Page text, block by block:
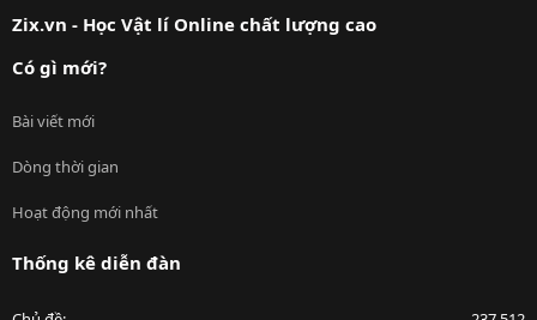
Zix.vn - Học Vật lí Online chất lượng cao
Có gì mới?
Bài viết mới
Dòng thời gian
Hoạt động mới nhất
Thống kê diễn đàn